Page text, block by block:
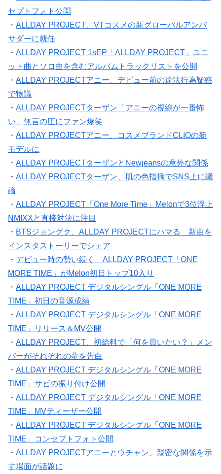
セプトフォト公開
・ ALLDAY PROJECT、VTコスメの新グローバルアンバ
サダーに就任
・ ALLDAY PROJECT 1sEP「ALLDAY PROJECT」ユニ
ット曲とソロ曲を含むアルバムトラックリストを公開
・ ALLDAY PROJECTアニー、デビュー前の違法行為疑惑
で物議
・ ALLDAY PROJECTターザン「アニーの視線が一番怖
い」無言の圧にファン爆笑
・ ALLDAY PROJECTアニー、コスメブランドCLIOの新
モデルに
・ ALLDAY PROJECTターザンとNewjeansの意外な関係
・ ALLDAY PROJECTターザン、肌の色指摘でSNS上に議
論
・ ALLDAY PROJECT「One More Time」Melonで3位浮上
NMIXXと直接対決に注目
・ BTSジョングク、ALLDAY PROJECTにハマる 新曲を
インスタストーリーでシェア
・ デビュー時の勢い続く ALLDAY PROJECT「ONE
MORE TIME」がMelon初日トップ10入り
・ ALLDAY PROJECT デジタルシングル「ONE MORE
TIME」初日の音源成績
・ ALLDAY PROJECT デジタルシングル「ONE MORE
TIME」リリース＆MV公開
・ ALLDAY PROJECT、初給料で「何を買いたい？」メン
バーがそれぞれの夢を告白
・ ALLDAY PROJECT デジタルシングル「ONE MORE
TIME」サビの振り付け公開
・ ALLDAY PROJECT デジタルシングル「ONE MORE
TIME」MVティーザー公開
・ ALLDAY PROJECT デジタルシングル「ONE MORE
TIME」コンセプトフォト公開
・ ALLDAY PROJECTアニーとウチャン、親密な関係を示
す場面が話題に